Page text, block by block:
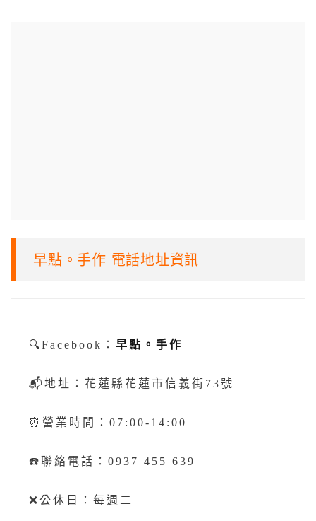
早點。手作 電話地址資訊
🔍Facebook： 早點。手作
📬地址：花蓮縣花蓮市信義街73號
⏰營業時間：07:00-14:00
☎️聯絡電話：0937 455 639
❌公休日：每週二